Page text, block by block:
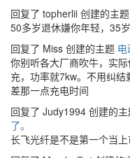
回复了 topherlii 创建的主题
50多岁退休嫌你年轻，35
回复了 Miss 创建的主题
你别听各大厂商吹牛，实
充，功率就7kw。不用纠
差那一点充电时间
回复了 Judy1994 创建的
了。
长飞光纤是不是第一个当